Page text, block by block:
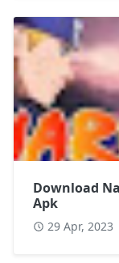
Download
Apk
29 Apr, 2023